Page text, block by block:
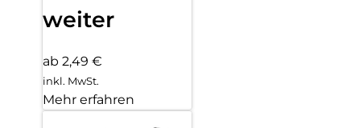
weiter
ab 2,49 €
inkl. MwSt.
Mehr erfahren